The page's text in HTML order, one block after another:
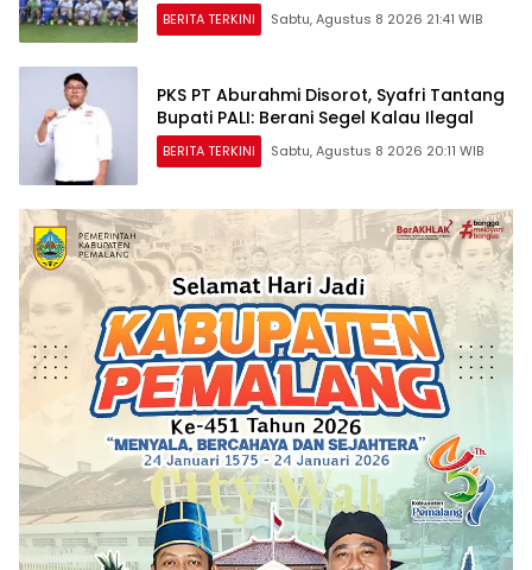
BERITA TERKINI Sabtu, Agustus 8 2026 21:41 WIB
PKS PT Aburahmi Disorot, Syafri Tantang
Bupati PALI: Berani Segel Kalau Ilegal
BERITA TERKINI Sabtu, Agustus 8 2026 20:11 WIB